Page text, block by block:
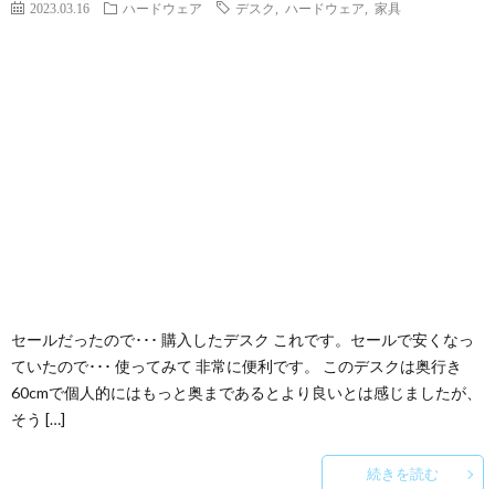
2023.03.16 ハードウェア デスク ハードウェア 家具
セールだったので･･･ 購入したデスク これです。セールで安くなっ
ていたので･･･ 使ってみて 非常に便利です。 このデスクは奥行き
60cmで個人的にはもっと奥まであるとより良いとは感じましたが、
そう […]
続きを読む